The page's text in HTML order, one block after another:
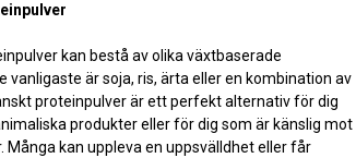
kan bestå av olika växtbaserade
vanligaste är soja, ris, ärta eller en kombination av
proteinpulver är ett perfekt alternativ för dig
produkter eller för dig som är känslig mot
Många kan uppleva en uppsvälldhet eller får